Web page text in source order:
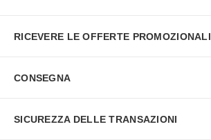
RICEVERE LE OFFERTE PROMOZIONALI
CONSEGNA
SICUREZZA DELLE TRANSAZIONI